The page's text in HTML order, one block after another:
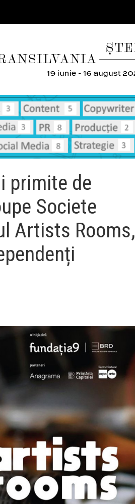
primite de
Societe
Artists Rooms,